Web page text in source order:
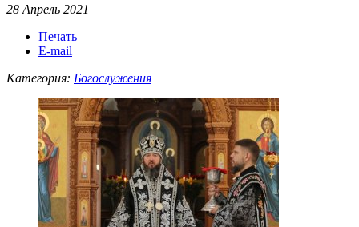
28 Апрель 2021
Печать
E-mail
Категория: Богослужения